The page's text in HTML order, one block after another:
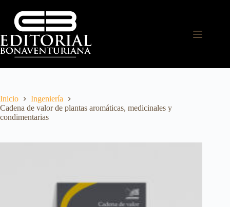
Inicio
Ingeniería
Cadena de valor de plantas aromáticas, medicinales y
condimentarias